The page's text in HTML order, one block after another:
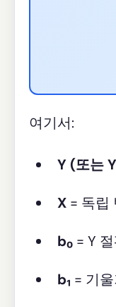
여기서:
Y (또는
X = 독립
b₀ = Y
b₁ = 기